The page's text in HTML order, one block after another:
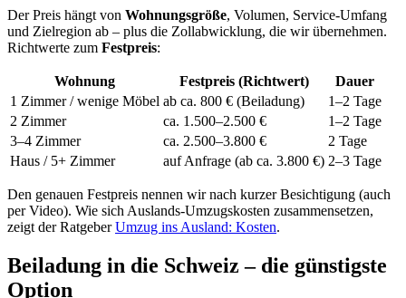
Der Preis hängt von Wohnungsgröße, Volumen, Service-Umfang
und Zielregion ab – plus die Zollabwicklung, die wir übernehmen.
Richtwerte zum Festpreis:
Wohnung Festpreis (Richtwert)
Dauer
1 Zimmer / wenige Möbel ab ca. 800 € (Beiladung)
1–2 Tage
2 Zimmer
ca. 1.500–2.500 €
1–2 Tage
3–4 Zimmer
ca. 2.500–3.800 €
2 Tage
Haus / 5+ Zimmer
auf Anfrage (ab ca. 3.800 €) 2–3 Tage
Den genauen Festpreis nennen wir nach kurzer Besichtigung (auch
per Video). Wie sich Auslands-Umzugskosten zusammensetzen,
zeigt der RatgeberUmzug ins Ausland: Kosten.
Beiladung in die Schweiz – die günstigste
Option